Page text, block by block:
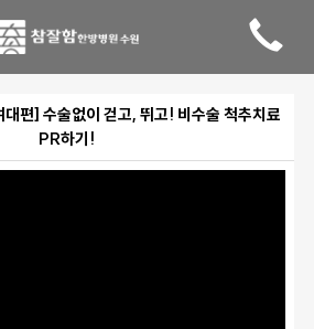
편] 수술없이 걷고, 뛰고! 비수술 척추치료
PR하기!